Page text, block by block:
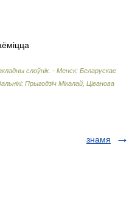
слоўнік. - Менск: Беларускае
Прыгодзіч Мікалай, Ціванова
знамя